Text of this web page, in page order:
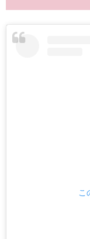
こ